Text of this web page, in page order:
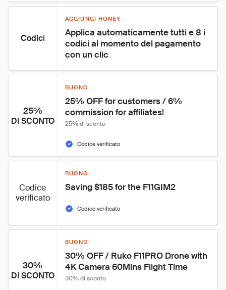
Codici
AGGIUNGI HONEY
Applica automaticamente tutti e 8 i
codici al momento del pagamento
con un clic
25%
DI SCONTO
BUONO
25% OFF for customers / 6%
commission for affiliates!
25% di sconto
Codice verificato
Codice
verificato
BUONO
Saving $185 for the F11GIM2
Codice verificato
30%
DI SCONTO
BUONO
30% OFF / Ruko F11PRO Drone with
4K Camera 60Mins Flight Time
30% di sconto